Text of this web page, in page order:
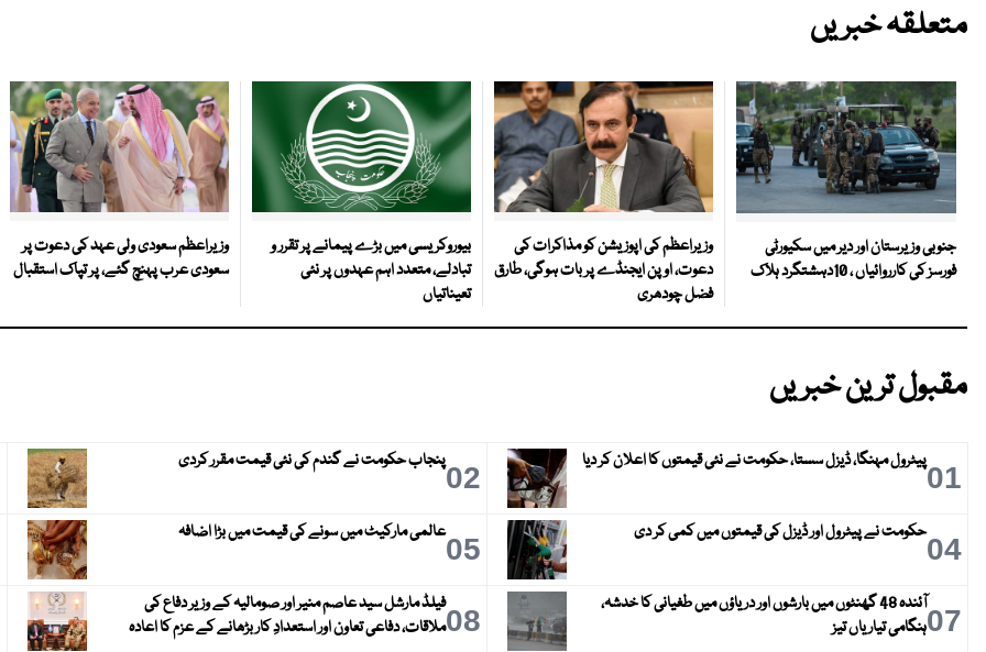
متعلقہ خبریں
جنوبی وزیرستان اور دیر میں سکیورٹی
فورسز کی کارروائیاں ، 10دہشتگرد ہلاک
وزیراعظم کی اپوزیشن کو مذاکرات کی
دعوت، اوپن ایجنڈے پر بات ہوگی، طارق
فضل چودھری
بیوروکریسی میں بڑے پیمانے پر تقرر و
تبادلے، متعدد اہم عہدوں پر نئی
تعیناتیاں
وزیراعظم سعودی ولی عہد کی دعوت پر
سعودی عرب پہنچ گئے، پر تپاک استقبال
مقبول ترین خبریں
01پیٹرول مہنگا، ڈیزل سستا، حکومت نے نئی قیمتوں کا اعلان کر دیا 02پنجاب حکومت نے گندم کی نئی قیمت مقرر کردی
04حکومت نے پیٹرول اور ڈیزل کی قیمتوں میں کمی کر دی 05عالمی مارکیٹ میں سونے کی قیمت میں بڑا اضافہ
07
آئندہ 48 گھنٹوں میں بارشوں اور دریاؤں میں طغیانی کا خدشہ،
ہنگامی تیاریاں تیز
08فیلڈ مارشل سید عاصم منیر اور صومالیہ کے وزیر دفاع کی
ملاقات، دفاعی تعاون اور استعدادِ کار بڑھانے کے عزم کا اعادہ